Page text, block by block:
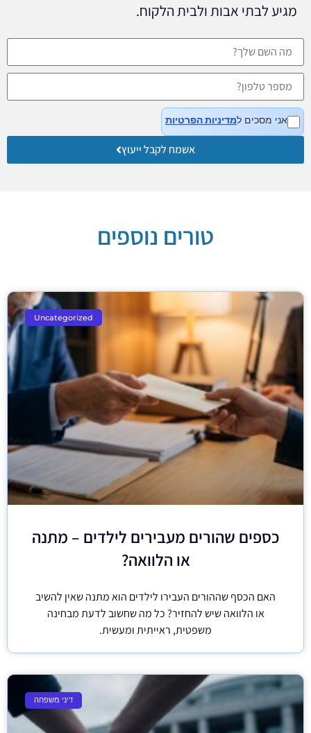
מגיע לבתי אבות ולבית הלקוח.
אני מסכים למדיניות הפרטיות
אשמח לקבל ייעוץ
טורים נוספים
Uncategorized
כספים שהורים מעבירים לילדים – מתנה
או הלוואה?
האם הכסף שההורים העבירו לילדים הוא מתנה שאין להשיב
או הלוואה שיש להחזיר? כל מה שחשוב לדעת מבחינה
משפטית, ראייתית ומעשית.
דיני משפחה